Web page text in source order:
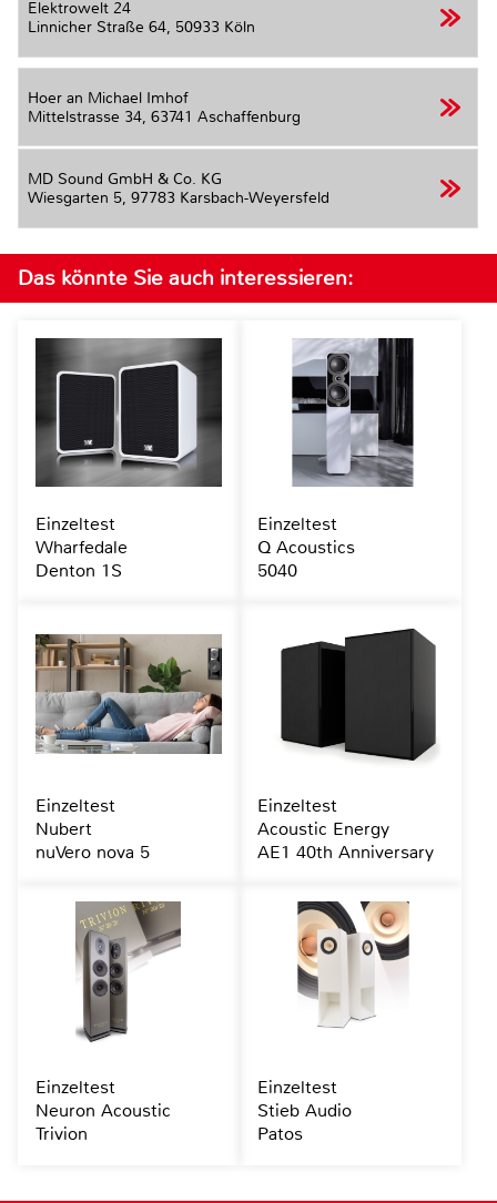
Elektrowelt 24
Linnicher Straße 64, 50933 Köln
Hoer an Michael Imhof
Mittelstrasse 34, 63741 Aschaffenburg
MD Sound GmbH & Co. KG
Wiesgarten 5, 97783 Karsbach-Weyersfeld
Das könnte Sie auch interessieren:
Einzeltest
Wharfedale
Denton 1S
Einzeltest
Q Acoustics
5040
Einzeltest
Nubert
nuVero nova 5
Einzeltest
Acoustic Energy
AE1 40th Anniversary
Einzeltest
Neuron Acoustic
Trivion
Einzeltest
Stieb Audio
Patos